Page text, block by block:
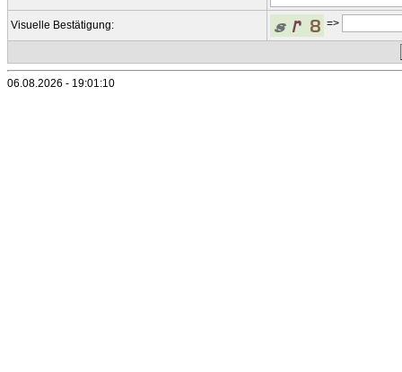
Visuelle Bestätigung: =>
06.08.2026 - 19:01:10